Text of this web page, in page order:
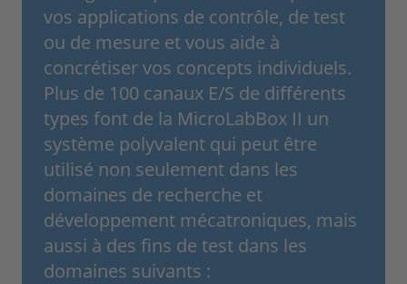
vos applications de contrôle, de test
ou de mesure et vous aide à
concrétiser vos concepts individuels.
Plus de 100 canaux E/S de différents
types font de la MicroLabBox II un
système polyvalent qui peut être
utilisé non seulement dans les
domaines de recherche et
développement mécatroniques, mais
aussi à des fins de test dans les
domaines suivants :